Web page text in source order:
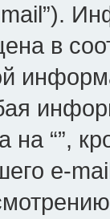
в
на “”,
e-